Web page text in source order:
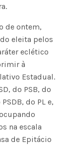
de ontem,
eleita pelos
eclético
à
Estadual.
do PSB, do
do PL e,
na escala
de Epitácio